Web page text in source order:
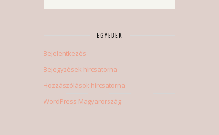
EGYEBEK
Bejelentkezés
Bejegyzések hírcsatorna
Hozzászólások hírcsatorna
WordPress Magyarország